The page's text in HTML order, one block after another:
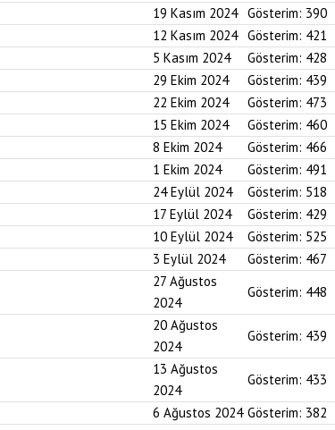
19 Kasım 2024 Gösterim: 390
12 Kasım 2024 Gösterim: 421
5 Kasım 2024 Gösterim: 428
29 Ekim 2024 Gösterim: 439
22 Ekim 2024 Gösterim: 473
15 Ekim 2024 Gösterim: 460
8 Ekim 2024 Gösterim: 466
1 Ekim 2024 Gösterim: 491
24 Eylül 2024 Gösterim: 518
17 Eylül 2024 Gösterim: 429
10 Eylül 2024 Gösterim: 525
3 Eylül 2024 Gösterim: 467
27 Ağustos
2024
Gösterim: 448
20 Ağustos
2024
Gösterim: 439
13 Ağustos
2024
Gösterim: 433
6 Ağustos 2024 Gösterim: 382